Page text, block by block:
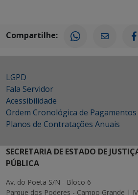
Compartilhe:
LGPD
Fala Servidor
Acessibilidade
Ordem Cronológica de Pagamentos
Planos de Contratações Anuais
SECRETARIA DE ESTADO DE
PÚBLICA
Av. do Poeta S/N - Bloco 6
Parque dos Poderes - Campo Grande |